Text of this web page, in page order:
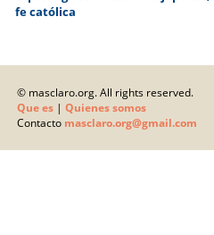
fe católica
© masclaro.org. All rights reserved.
Que es | Quienes somos
Contacto masclaro.org@gmail.com